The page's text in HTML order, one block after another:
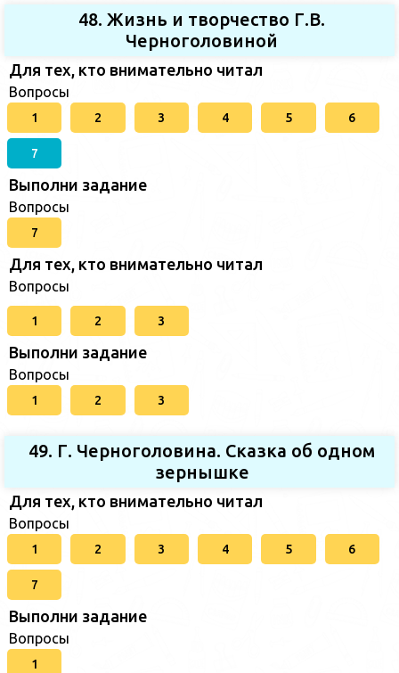
48. Жизнь и творчество Г.В.
Черноголовиной
Для тех, кто внимательно читал
Вопросы
1 2 3 4 5 6
7
Выполни задание
Вопросы
7
Для тех, кто внимательно читал
Вопросы
1 2 3
Выполни задание
Вопросы
1 2 3
49. Г. Черноголовина. Сказка об одном
зернышке
Для тех, кто внимательно читал
Вопросы
1 2 3 4 5 6
7
Выполни задание
Вопросы
1